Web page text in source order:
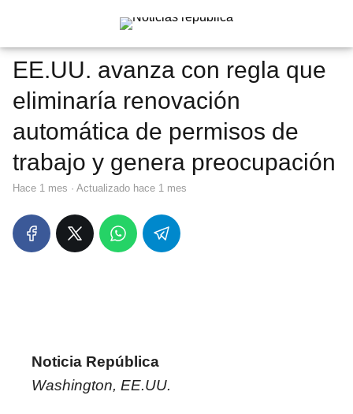
EE.UU. avanza con regla que
eliminaría renovación
automática de permisos de
trabajo y genera preocupación
hace 1 mes · Actualizado hace 1 mes
Noticia República
Washington, EE.UU.